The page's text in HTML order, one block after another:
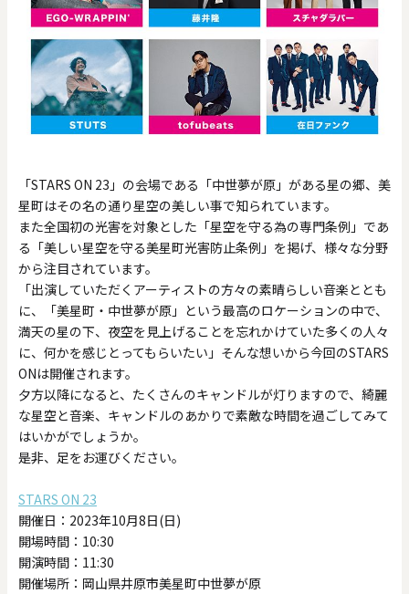
色で探す
お買い物ガイド 企業情報 お知らせ お問い合わせ
「STARS ON 23」の会場である「中世夢が原」がある星の郷、美
星町はその名の通り星空の美しい事で知られています。
また全国初の光害を対象とした「星空を守る為の専門条例」であ
る「美しい星空を守る美星町光害防止条例」を掲げ、様々な分野
から注目されています。
「出演していただくアーティストの方々の素晴らしい音楽ととも
に、「美星町・中世夢が原」という最高のロケーションの中で、
満天の星の下、夜空を見上げることを忘れかけていた多くの人々
に、何かを感じとってもらいたい」そんな想いから今回のSTARS
ONは開催されます。
夕方以降になると、たくさんのキャンドルが灯りますので、綺麗
な星空と音楽、キャンドルのあかりで素敵な時間を過ごしてみて
はいかがでしょうか。
是非、足をお運びください。
STARS ON 23
開催日：2023年10月8日(日)
開場時間：10:30
開演時間：11:30
開催場所：岡山県井原市美星町中世夢が原